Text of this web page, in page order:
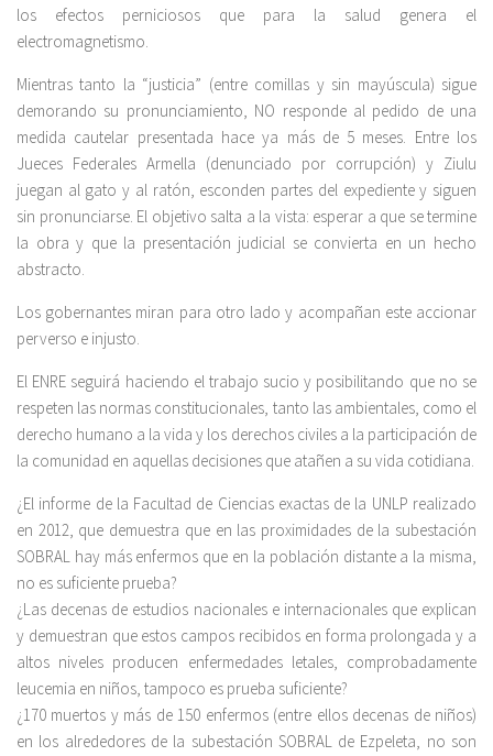
los efectos perniciosos que para la salud genera el
electromagnetismo.
Mientras tanto la “justicia” (entre comillas y sin mayúscula) sigue
demorando su pronunciamiento, NO responde al pedido de una
medida cautelar presentada hace ya más de 5 meses. Entre los
Jueces Federales Armella (denunciado por corrupción) y Ziulu
juegan al gato y al ratón, esconden partes del expediente y siguen
sin pronunciarse. El objetivo salta a la vista: esperar a que se termine
la obra y que la presentación judicial se convierta en un hecho
abstracto.
Los gobernantes miran para otro lado y acompañan este accionar
perverso e injusto.
El ENRE seguirá haciendo el trabajo sucio y posibilitando que no se
respeten las normas constitucionales, tanto las ambientales, como el
derecho humano a la vida y los derechos civiles a la participación de
la comunidad en aquellas decisiones que atañen a su vida cotidiana.
¿El informe de la Facultad de Ciencias exactas de la UNLP realizado
en 2012, que demuestra que en las proximidades de la subestación
SOBRAL hay más enfermos que en la población distante a la misma,
no es suficiente prueba?
¿Las decenas de estudios nacionales e internacionales que explican
y demuestran que estos campos recibidos en forma prolongada y a
altos niveles producen enfermedades letales, comprobadamente
leucemia en niños, tampoco es prueba suficiente?
¿170 muertos y más de 150 enfermos (entre ellos decenas de niños)
en los alrededores de la subestación SOBRAL de Ezpeleta, no son